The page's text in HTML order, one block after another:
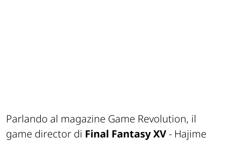
Parlando al magazine Game Revolution, il
game director di Final Fantasy XV- Hajime